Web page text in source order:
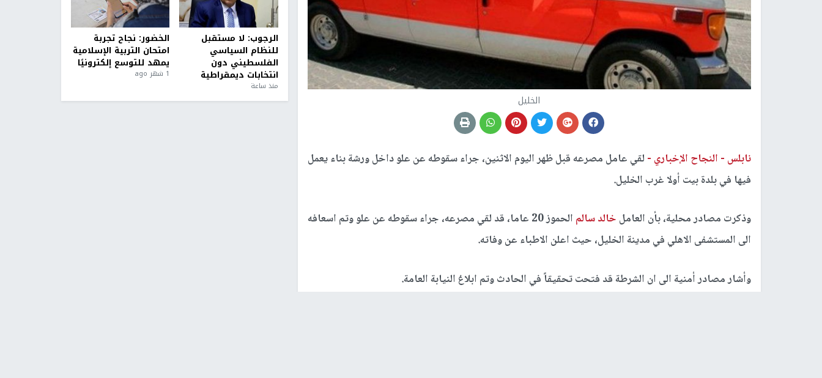
الخليل
نابلس - النجاح الإخباري - لقي عامل مصرعه قبل ظهر اليوم الاثنين، جراء سقوطه عن علو داخل ورشة بناء يعمل
فيها في بلدة بيت أولا غرب الخليل.
وذكرت مصادر محلية، بأن العامل خالد سالم
الحموز 20 عاما، قد لقي مصرعه، جراء سقوطه عن علو وتم اسعافه
الى المستشفى الاهلي في مدينة الخليل، حيث اعلن الاطباء عن وفاته.
وأشار مصادر أمنية الى ان الشرطة قد فتحت تحقيقاً في الحادث وتم ابلاغ النيابة العامة.
الرجوب: لا مستقبل
للنظام السياسي
الفلسطيني دون
انتخابات ديمقراطية
منذ ساعة
الخضور: نجاح تجربة
امتحان التربية الإسلامية
يمهد للتوسع إلكترونيًا
1 شهر ago